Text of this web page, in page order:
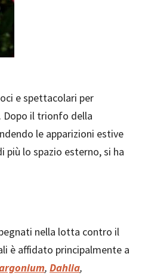
e spettacolari per
Dopo il trionfo della
le apparizioni estive
più lo spazio esterno, si ha
nella lotta contro il
è affidato principalmente a
, Dahlia,